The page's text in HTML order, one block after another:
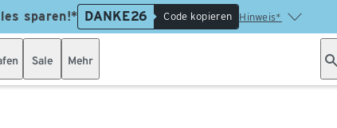
sparen!* DANKE26 Code kopieren Hinweis*
Sale Mehr